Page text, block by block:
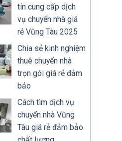
tín cung cấp dịch
vụ chuyển nhà giá
rẻ Vũng Tàu 2025
Chia sẻ kinh nghiệm
thuê chuyển nhà
trọn gói giá rẻ đảm
bảo
Cách tìm dịch vụ
chuyển nhà Vũng
Tàu giá rẻ đảm bảo